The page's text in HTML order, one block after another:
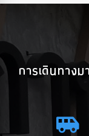
การเดินทาง